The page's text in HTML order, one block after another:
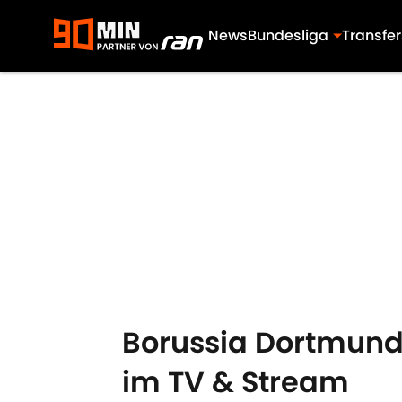
NewsBundesliga
Borussia
im TV & Stream